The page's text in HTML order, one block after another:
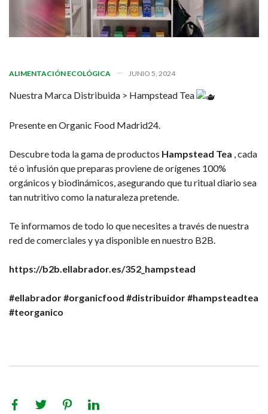
ALIMENTACIÓN ECOLÓGICA JUNIO 5, 2024
Nuestra Marca Distribuida > Hampstead Tea
Presente en Organic Food Madrid24.
Descubre toda la gama de productos Hampstead Tea , cada
té o infusión que preparas proviene de orígenes 100%
orgánicos y biodinámicos, asegurando que tu ritual diario sea
tan nutritivo como la naturaleza pretende.
Te informamos de todo lo que necesites a través de nuestra
red de comerciales y ya disponible en nuestro B2B.
https://b2b.ellabrador.es/352_hampstead
#ellabrador#organicfood #distribuidor#hampsteadtea
#teorganico